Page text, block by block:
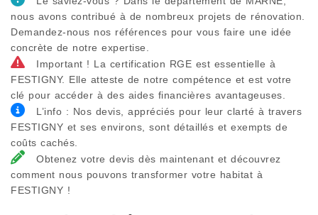
nous avons contribué à de nombreux projets de rénovation.
Demandez-nous nos références pour vous faire une idée
concrète de notre expertise.
Important ! La certification RGE est essentielle à
FESTIGNY. Elle atteste de notre compétence et est votre
clé pour accéder à des aides financières avantageuses.
L’info : Nos devis, appréciés pour leur clarté à travers
FESTIGNY et ses environs, sont détaillés et exempts de
coûts cachés.
Obtenez votre devis dès maintenant et découvrez
comment nous pouvons transformer votre habitat à
FESTIGNY !